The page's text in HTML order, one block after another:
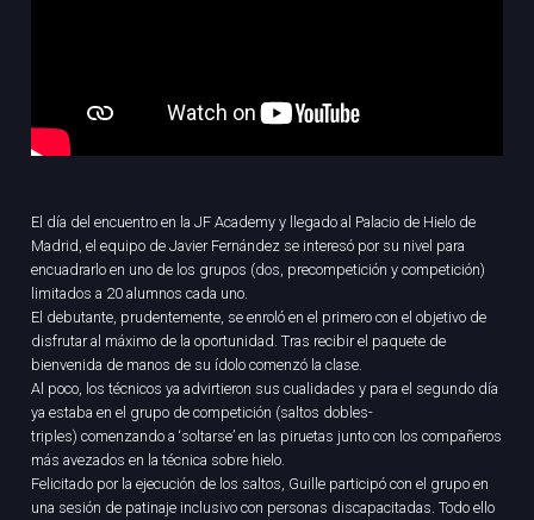
El día del encuentro en la JF Academy y llegado al Palacio de Hielo de
Madrid, el equipo de Javier Fernández se interesó por su nivel para
encuadrarlo en uno de los grupos (dos, precompetición y competición)
limitados a 20 alumnos cada uno.
El debutante, prudentemente, se enroló en el primero con el objetivo de
disfrutar al máximo de la oportunidad. Tras recibir el paquete de
bienvenida de manos de su ídolo comenzó la clase.
Al poco, los técnicos ya advirtieron sus cualidades y para el segundo día
ya estaba en el grupo de competición (saltos dobles-
triples) comenzando a ‘soltarse’ en las piruetas junto con los compañeros
más avezados en la técnica sobre hielo.
Felicitado por la ejecución de los saltos, Guille participó con el grupo en
una sesión de patinaje inclusivo con personas discapacitadas. Todo ello